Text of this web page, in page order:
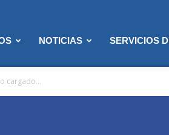
NOTICIAS SERVICIOS
cargado...